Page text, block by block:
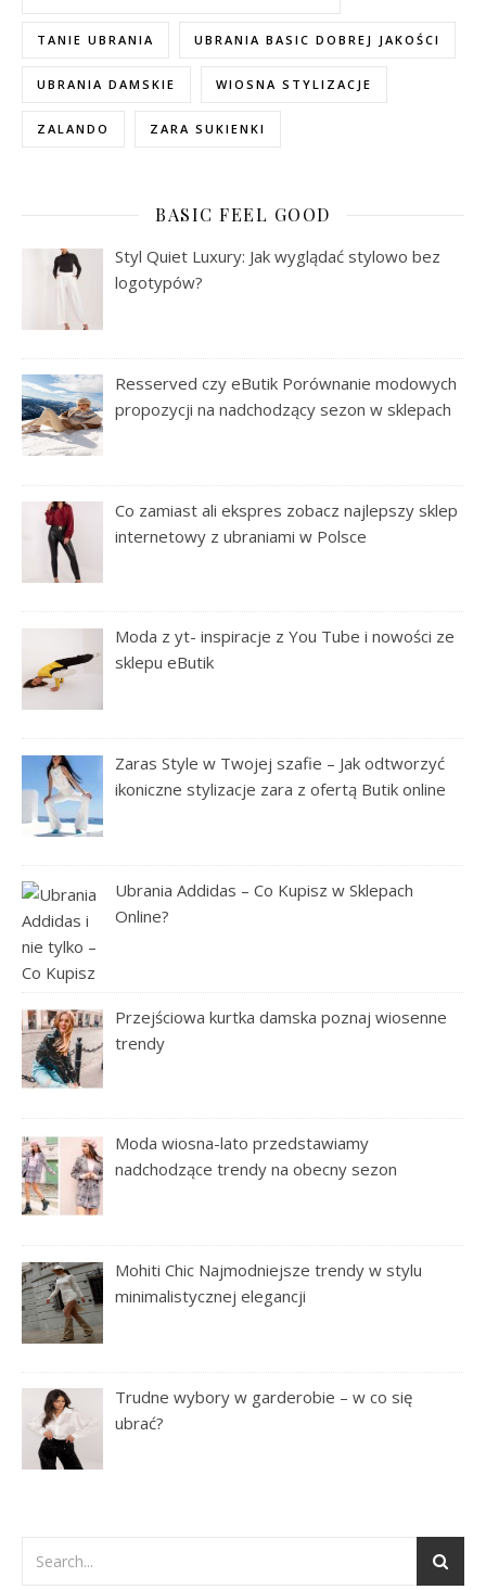
TANIE UBRANIA UBRANIA BASIC DOBREJ JAKOŚCI
UBRANIA DAMSKIE WIOSNA STYLIZACJE
ZALANDO ZARA SUKIENKI
BASIC FEEL GOOD
Styl Quiet Luxury: Jak wyglądać stylowo bez
logotypów?
Resserved czy eButik Porównanie modowych
propozycji na nadchodzący sezon w sklepach
Co zamiast ali ekspres zobacz najlepszy sklep
internetowy z ubraniami w Polsce
Moda z yt- inspiracje z You Tube i nowości ze
sklepu eButik
Zaras Style w Twojej szafie – Jak odtworzyć
ikoniczne stylizacje zara z ofertą Butik online
Ubrania Addidas – Co Kupisz w Sklepach
Online?
Przejściowa kurtka damska poznaj wiosenne
trendy
Moda wiosna-lato przedstawiamy
nadchodzące trendy na obecny sezon
Mohiti Chic Najmodniejsze trendy w stylu
minimalistycznej elegancji
Trudne wybory w garderobie – w co się
ubrać?